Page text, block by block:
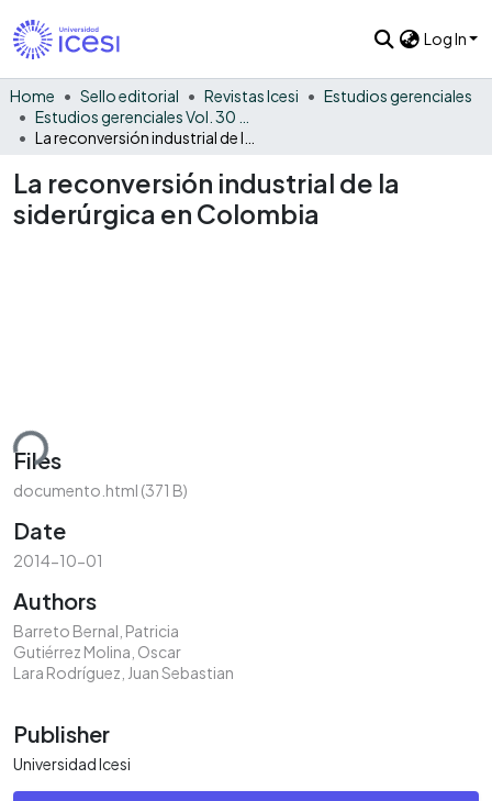
Log In
Home Sello editorial Revistas Icesi
Estudios gerenciales
La reconversión industrial de la
siderúrgica en Colombia
Files
documento.html (371 B)
Date
2014-10-01
Authors
Barreto Bernal, Patricia
Gutiérrez Molina, Oscar
Lara Rodríguez, Juan Sebastian
Publisher
Universidad Icesi